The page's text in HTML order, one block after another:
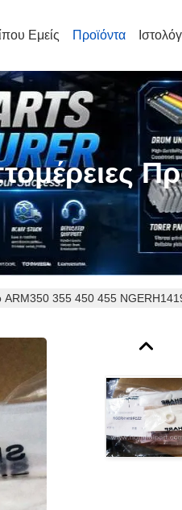
Εμείς Προϊόντα
ARM350 355 450 455